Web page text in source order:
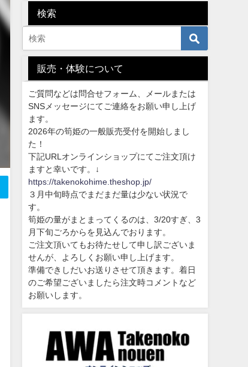
検索
販売・体験について
ご質問などは問合せフォーム、メールまたは
SNSメッセージにてご連絡をお願い申し上げ
ます。
2026年の筍姫の一般販売受付を開始しまし
た！
下記URLオンラインショップにてご注文頂け
ますと幸いです。↓
https://takenokohime.theshop.jp/
３月中旬時点でまだまだ量は少ない状況で
す。
筍姫の量がまとまってくるのは、3/20すぎ、3
月下旬ごろからを見込んでおります。
ご注文頂いてもお待たせして申し訳ございま
せんが、よろしくお願い申し上げます。
準備できしだいお送りさせて頂きます。着日
のご希望ございましたら注文時コメントなど
お願いします。